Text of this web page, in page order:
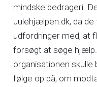
mindske bedrageri.
Julehjælpen.dk, da
udfordringer med, at
forsøgt at søge
organisationen
følge op på, om